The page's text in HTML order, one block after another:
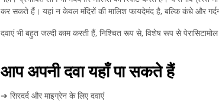
कर सकते हैं। यहां न केवल मंदिरों की मालिश फायदेमंद है, बल्कि कंधे और गर्दन
दवाएं भी बहुत जल्दी काम करती हैं, निश्चित रूप से, विशेष रूप से
आप अपनी दवा यहाँ पा सकते हैं
➔ सिरदर्द और माइग्रेन के लिए दवाएं